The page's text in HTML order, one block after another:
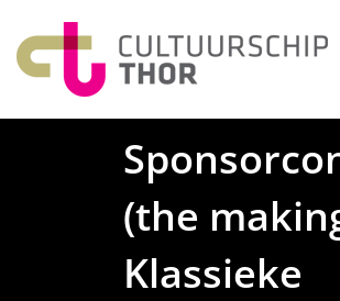
(the
Klassieke